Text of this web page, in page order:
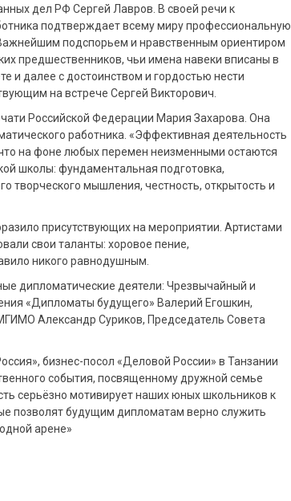
дел РФ Сергей Лавров. В своей речи к
подтверждает всему миру профессиональную
подспорьем и нравственным ориентиром
предшественников, чьи имена навеки вписаны в
и далее с достоинством и гордостью нести
на встрече Сергей Викторович.
Российской Федерации Мария Захарова. Она
работника. «Эффективная деятельность
на фоне любых перемен неизменными остаются
школы: фундаментальная подготовка,
творческого мышления, честность, открытость и
присутствующих на мероприятии. Артистами
свои таланты: хоровое пение,
никого равнодушным.
дипломатические деятели: Чрезвычайный и
«Дипломаты будущего» Валерий Егошкин,
Александр Суриков, Председатель Совета
бизнес-посол «Деловой России» в Танзании
события, посвященному дружной семье
серьёзно мотивирует наших юных школьников к
позволят будущим дипломатам верно служить
арене»